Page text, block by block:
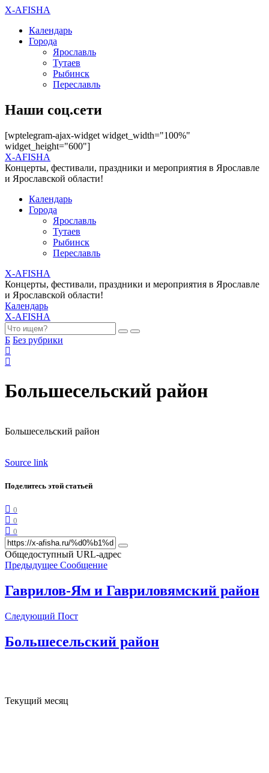
X-AFISHA
Календарь
Города
Ярославль
Тутаев
Рыбинск
Переславль
Наши соц.сети
[wptelegram-ajax-widget widget_width="100%"
widget_height="600"]
X-AFISHA
Концерты, фестивали, праздники и мероприятия в Ярославле
и Ярославской области!
Календарь
Города
Ярославль
Тутаев
Рыбинск
Переславль
X-AFISHA
Концерты, фестивали, праздники и мероприятия в Ярославле
и Ярославской области!
Календарь
X-AFISHA
Б Без рубрики
Большесельский район
Большесельский район
Source link
Поделитесь этой статьей
0
0
0
Общедоступный URL-адрес
Предыдущее Сообщение
Гаврилов-Ям и Гавриловямский район
Следующий Пост
Большесельский район
Текущий месяц